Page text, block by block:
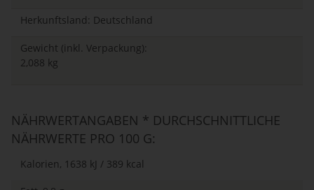
Herkunftsland: Deutschland
Gewicht (inkl. Verpackung):
2,088 kg
NÄHRWERTANGABEN * DURCHSCHNITTLICHE
NÄHRWERTE PRO 100 G:
Kalorien, 1638 kJ / 389 kcal